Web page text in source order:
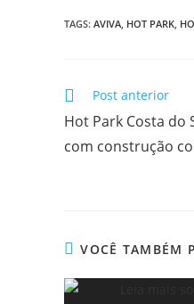
TAGS: AVIVA, HOT PARK,
Post anterior
Hot Park Costa do
com construção
VOCÊ TAMBÉM